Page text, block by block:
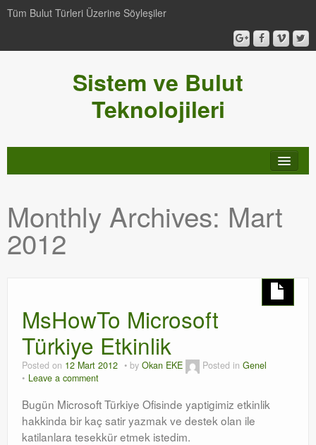
Tüm Bulut Türleri Üzerine Söyleşiler
Sistem ve Bulut
Teknolojileri
Genel
Video-Webcast-Seminer
SCOM
Orchestrator
Watchguard
PHP & MySQL
Exchange
Monthly Archives: Mart
2012
MsHowTo Microsoft
Türkiye Etkinlik
Posted on 12 Mart 2012 by Okan EKE Posted in Genel
Leave a comment
Bugün Microsoft Türkiye Ofisinde yaptigimiz etkinlik
hakkinda bir kaç satir yazmak ve destek olan ile
katilanlara tesekkür etmek istedim.